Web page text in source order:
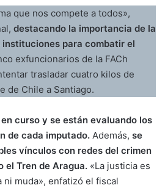
que nos compete a todos»,
destacando la importancia de la
para combatir el
exfuncionarios de la FACh
trasladar cuatro kilos de
de Chile a Santiago.
curso y se están evaluando los
de cada imputado. Además, se
vínculos con redes del crimen
el Tren de Aragua. «La justicia es
muda», enfatizó el fiscal